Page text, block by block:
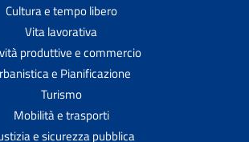
Cultura e tempo libero
Vita lavorativa
produttive e commercio
e Pianificazione
Turismo
Mobilità e trasporti
e sicurezza pubblica